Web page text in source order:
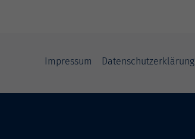
Impressum Datenschutzerklärung